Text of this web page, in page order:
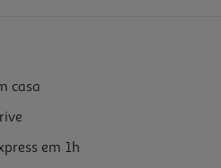
casa
em 1h